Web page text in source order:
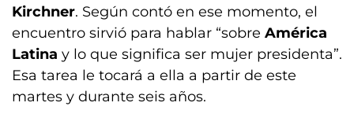
Kirchner. Según contó en ese momento, el
encuentro sirvió para hablar “sobre América
Latina y lo que significa ser mujer presidenta”.
Esa tarea le tocará a ella a partir de este
martes y durante seis años.